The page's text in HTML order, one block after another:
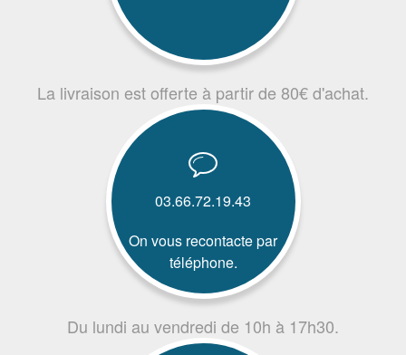
La livraison est offerte à partir de 80€ d'achat.
03.66.72.19.43
On vous recontacte par
téléphone.
Du lundi au vendredi de 10h à 17h30.